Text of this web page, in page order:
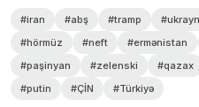
#iran #abş #tramp
#hörmüz
#neft #ermənistan
#paşinyan
#zelenski #qazax
#putin
#ÇİN #Türkiyə